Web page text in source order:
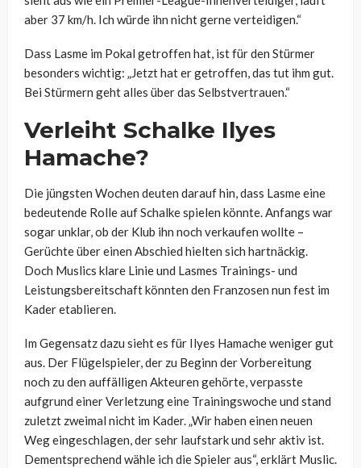
aber 37 km/h. Ich würde ihn nicht gerne verteidigen.“
Dass Lasme im Pokal getroffen hat, ist für den Stürmer
besonders wichtig: „Jetzt hat er getroffen, das tut ihm gut.
Bei Stürmern geht alles über das Selbstvertrauen.“
Verleiht Schalke Ilyes
Hamache?
Die jüngsten Wochen deuten darauf hin, dass Lasme eine
bedeutende Rolle auf Schalke spielen könnte. Anfangs war
sogar unklar, ob der Klub ihn noch verkaufen wollte –
Gerüchte über einen Abschied hielten sich hartnäckig.
Doch Muslics klare Linie und Lasmes Trainings- und
Leistungsbereitschaft könnten den Franzosen nun fest im
Kader etablieren.
Im Gegensatz dazu sieht es für Ilyes Hamache weniger gut
aus. Der Flügelspieler, der zu Beginn der Vorbereitung
noch zu den auffälligen Akteuren gehörte, verpasste
aufgrund einer Verletzung eine Trainingswoche und stand
zuletzt zweimal nicht im Kader. „Wir haben einen neuen
Weg eingeschlagen, der sehr laufstark und sehr aktiv ist.
Dementsprechend wähle ich die Spieler aus“, erklärt Muslic.